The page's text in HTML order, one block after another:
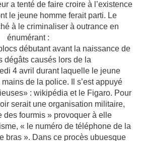
a tenté de faire croire à l’existence
le jeune homme ferait parti. Le
à le criminaliser à outrance en
énumérant :
débutant avant la naissance de
dégâts causés lors de la
4 avril durant laquelle le jeune
de la police. Il s’est appuyé
: wikipédia et le Figaro. Pour
serait une organisation militaire,
des fourmis » provoquer à elle
« le numéro de téléphone de la
bras ». Dans ce procès ubuesque